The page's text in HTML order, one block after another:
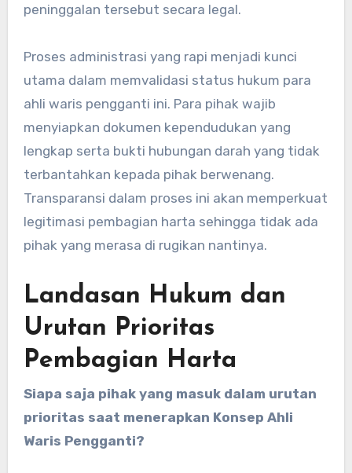
peninggalan tersebut secara legal.
Proses administrasi yang rapi menjadi kunci
utama dalam memvalidasi status hukum para
ahli waris pengganti ini. Para pihak wajib
menyiapkan dokumen kependudukan yang
lengkap serta bukti hubungan darah yang tidak
terbantahkan kepada pihak berwenang.
Transparansi dalam proses ini akan memperkuat
legitimasi pembagian harta sehingga tidak ada
pihak yang merasa di rugikan nantinya.
Landasan Hukum dan
Urutan Prioritas
Pembagian Harta
Siapa saja pihak yang masuk dalam urutan
prioritas saat menerapkan Konsep Ahli
Waris Pengganti?